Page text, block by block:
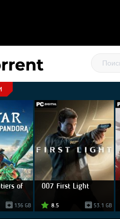
of
136 GB
007 First Light
8.5 53.1 GB